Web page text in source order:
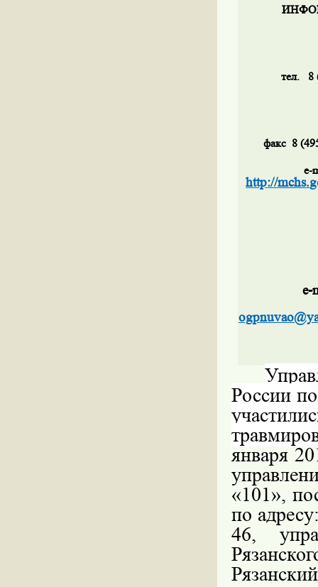
тел. 8
факс 8
e-
http://mchs.
e-
России
января
«101»,
по
46,